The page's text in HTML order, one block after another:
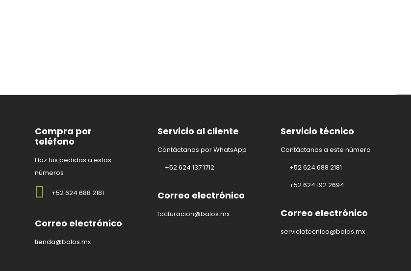
Compra por
teléfono
Haz tus pedidos a estos
números
+52 624 688 2181
Correo electrónico
tienda@balos.mx
Servicio al cliente
Contáctanos por WhatsApp
+52 624 137 1712
Correo electrónico
facturacion@balos.mx
Servicio técnico
Contáctanos a este número
+52 624 688 2181
+52 624 192 2694
Correo electrónico
serviciotecnico@balos.mx